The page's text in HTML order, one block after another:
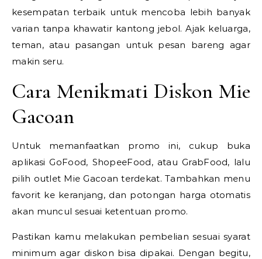
kesempatan terbaik untuk mencoba lebih banyak
varian tanpa khawatir kantong jebol. Ajak keluarga,
teman, atau pasangan untuk pesan bareng agar
makin seru.
Cara Menikmati Diskon Mie
Gacoan
Untuk memanfaatkan promo ini, cukup buka
aplikasi GoFood, ShopeeFood, atau GrabFood, lalu
pilih outlet Mie Gacoan terdekat. Tambahkan menu
favorit ke keranjang, dan potongan harga otomatis
akan muncul sesuai ketentuan promo.
Pastikan kamu melakukan pembelian sesuai syarat
minimum agar diskon bisa dipakai. Dengan begitu,